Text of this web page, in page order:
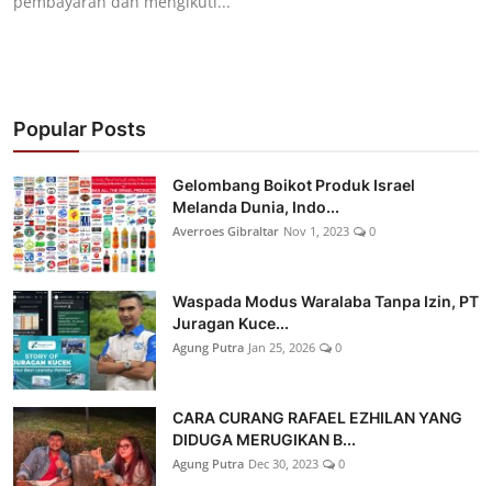
Popular Posts
Gelombang Boikot Produk Israel
Melanda Dunia, Indo...
Averroes Gibraltar Nov 1, 2023 0
Waspada Modus Waralaba Tanpa Izin, PT
Juragan Kuce...
Agung Putra Jan 25, 2026 0
CARA CURANG RAFAEL EZHILAN YANG
DIDUGA MERUGIKAN B...
Agung Putra Dec 30, 2023 0